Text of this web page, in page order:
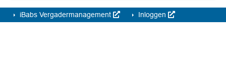
iBabs Vergadermanagement Inloggen